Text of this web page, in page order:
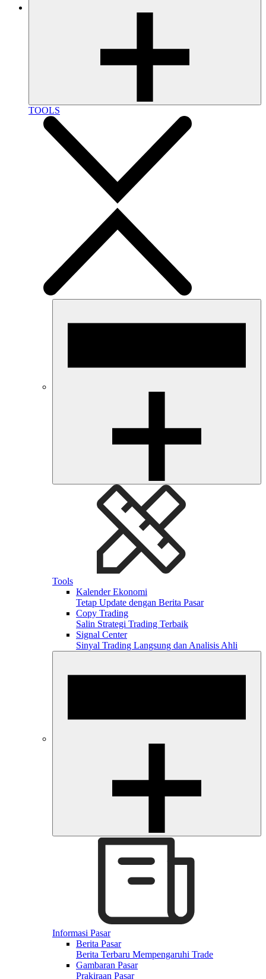
TOOLS
Tools
Kalender Ekonomi
Tetap Update dengan Berita Pasar
Copy Trading
Salin Strategi Trading Terbaik
Signal Center
Sinyal Trading Langsung dan Analisis Ahli
Informasi Pasar
Berita Pasar
Berita Terbaru Mempengaruhi Trade
Gambaran Pasar
Prakiraan Pasar